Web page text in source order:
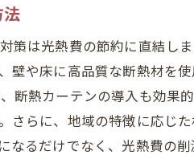
生活に合わせたリフォームプ
な業者選びのポイントと注意点
ームの進行をスムーズにする
ための札幌市特有の水廻り
まいを形にするためのステ
りリフォームで厳しい冬を
策は光熱費の節約に直結し
壁や床に高品質な断熱材を
断熱カーテンの導入も効果
さらに、地域の特徴に応じ
るだけでなく、光熱費の